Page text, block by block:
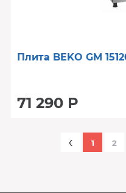
Плита BEKO GM
71 290 Р
‹ 1 2